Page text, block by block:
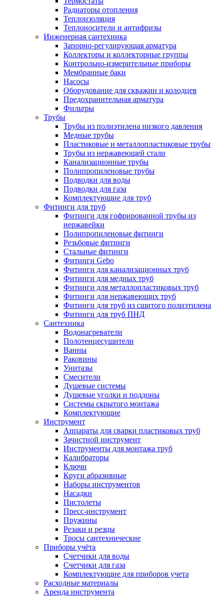
Радиаторы отопления
Теплоизоляция
Теплоносители и антифризы
Инженерная сантехника
Запорно-регулирующая арматура
Коллекторы и коллекторные группы
Контрольно-измерительные приборы
Мембранные баки
Насосы
Оборудование для скважин и колодцев
Предохранительная арматура
Фильтры
Трубы
Трубы из полиэтилена низкого давления
Медные трубы
Пластиковые и металлопластиковые трубы
Трубы из нержавеющей стали
Канализационные трубы
Полипропиленовые трубы
Подводки для воды
Подводки для газа
Комплектующие для труб
Фитинги для труб
Фитинги для гофрированной трубы из
нержавейки
Полипропиленовые фитинги
Резьбовые фитинги
Стальные фитинги
Фитинги Gebo
Фитинги для канализационных труб
Фитинги для медных труб
Фитинги для металлопластиковых труб
Фитинги для нержавеющих труб
Фитинги для труб из сшитого полиэтилена
Фитинги для труб ПНД
Сантехника
Водонагреватели
Полотенцесушители
Ванны
Раковины
Унитазы
Смесители
Душевые системы
Душевые уголки и поддоны
Системы скрытого монтажа
Комплектующие
Инструмент
Аппараты для сварки пластиковых труб
Зачистной инструмент
Инструменты для монтажа труб
Калибраторы
Ключи
Круги абразивные
Наборы инструментов
Насадки
Пистолеты
Пресс-инструмент
Пружины
Резаки и резцы
Тросы сантехнические
Приборы учёта
Счетчики для воды
Счетчики для газа
Комплектующие для приборов учета
Расходные материалы
Аренда инструмента